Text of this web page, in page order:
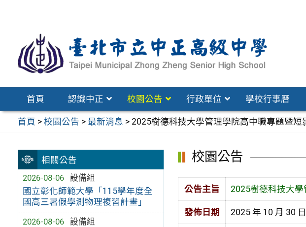
區
首頁 認識中正 校園公告 行政單位 學校行事曆
首頁 >校園公告 > 最新消息 > 2025樹德科技大學管理學院高中職專題暨短
相關公告
2026-08-06
設備組
國立彰化師範大學「115學年度全
國高三暑假學測物理複習計畫」
2026-08-06
設備組
校園公告
公告主旨 2025樹德科技大
發佈日期 2025 年 10 月 30 日